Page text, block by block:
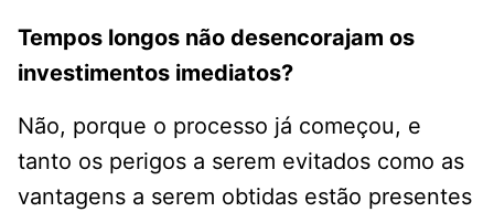
Tempos longos não desencorajam os
investimentos imediatos?
Não, porque o processo já começou, e
tanto os perigos a serem evitados como as
vantagens a serem obtidas estão presentes